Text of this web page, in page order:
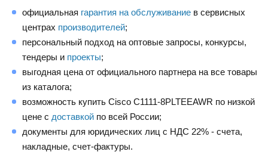
официальная гарантия на обслуживание в сервисных
центрах производителей;
персональный подход на оптовые запросы, конкурсы,
тендеры и проекты;
выгодная цена от официального партнера на все товары
из каталога;
возможность купить Cisco C1111-8PLTEEAWR по низкой
цене с доставкой по всей России;
документы для юридических лиц с НДС 22% - счета,
накладные, счет-фактуры.